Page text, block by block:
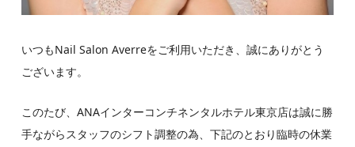
いつもNail Salon Averreをご利用いただき、誠にありがとう
ございます。
このたび、ANAインターコンチネンタルホテル東京店は誠に勝
手ながらスタッフのシフト調整の為、下記のとおり臨時の休業